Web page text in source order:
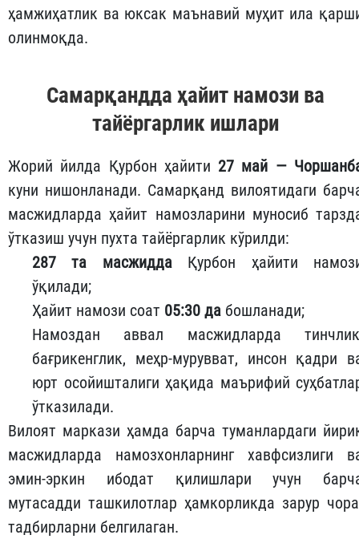
ҳамжиҳатлик ва юксак маънавий муҳит ила
олинмоқда.
Самарқандда ҳайит намози ва
тайёргарлик ишлари
Жорий йилда Қурбон ҳайити 27 май —
куни нишонланади. Самарқанд вилоятидаги
масжидларда ҳайит намозларини муносиб
ўтказиш учун пухта тайёргарлик кўрилди:
287 та масжиддаҚурбон ҳайити
ўқилади;
Ҳайит намози соат 05:30 да бошланади;
Намоздан аввал масжидларда
бағрикенглик, меҳр-мурувват, инсон қадри
юрт осойишталиги ҳақида маърифий
ўтказилади.
Вилоят маркази ҳамда барча туманлардаги
масжидларда намозхонларнинг хавфсизлиги
эмин-эркин ибодат қилишлари учун
мутасадди ташкилотлар ҳамкорликда зарур
тадбирларни белгилаган.